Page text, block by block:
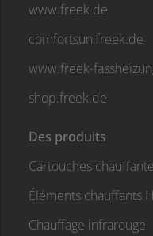
www.freek.de
comfortsun.freek.de
www.freek-
shop.freek.de
Des produits
Cartouches
Éléments chauffants
Chauffage infrarouge